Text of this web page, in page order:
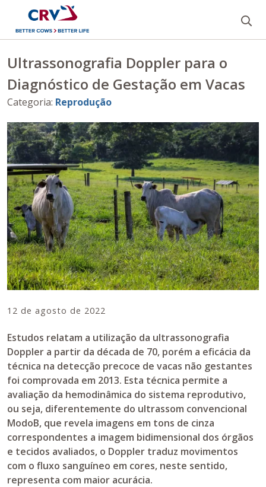
Ultrassonografia Doppler para o
Diagnóstico de Gestação em Vacas
Categoria: Reprodução
12 de agosto de 2022
Estudos relatam a utilização da ultrassonografia
Doppler a partir da década de 70, porém a eficácia da
técnica na detecção precoce de vacas não gestantes
foi comprovada em 2013. Esta técnica permite a
avaliação da hemodinâmica do sistema reprodutivo,
ou seja, diferentemente do ultrassom convencional
ModoB, que revela imagens em tons de cinza
correspondentes a imagem bidimensional dos órgãos
e tecidos avaliados, o Doppler traduz movimentos
com o fluxo sanguíneo em cores, neste sentido,
representa com maior acurácia.